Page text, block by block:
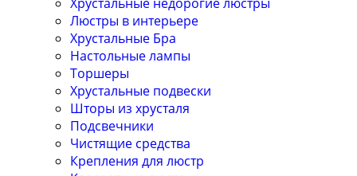
Люстры в интерьере
Хрустальные Бра
Настольные лампы
Торшеры
Хрустальные подвески
Шторы из хрусталя
Подсвечники
Чистящие средства
Крепления для люстр